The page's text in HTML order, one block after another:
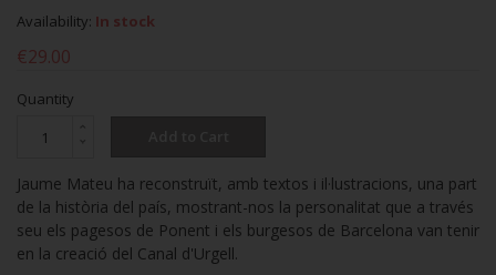
Availability: In stock
€29.00
Quantity
Jaume Mateu ha reconstruït, amb textos i il·lustracions, una part
de la història del país, mostrant-nos la personalitat que a través
seu els pagesos de Ponent i els burgesos de Barcelona van tenir
en la creació del Canal d'Urgell.